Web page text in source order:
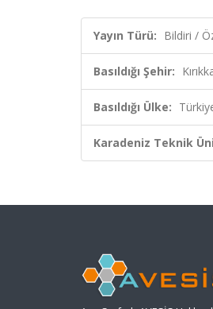
Yayın Türü: Bildiri /
Basıldığı Şehir:
Basıldığı Ülke:
Karadeniz Teknik